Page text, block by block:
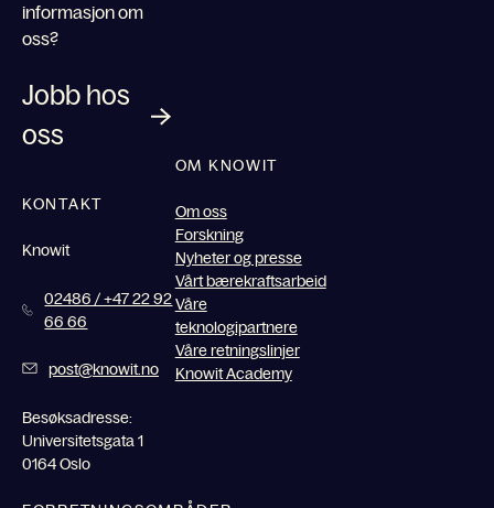
informasjon om
oss?
Jobb hos
oss
KONTAKT
Knowit
02486 / +47 22 92
66 66
post@knowit.no
Besøksadresse:
Universitetsgata 1
0164 Oslo
OM KNOWIT
Om oss
Forskning
Nyheter og presse
Vårt bærekraftsarbeid
Våre
teknologipartnere
Våre retningslinjer
Knowit Academy